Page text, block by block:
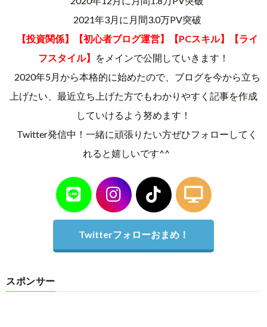
2021年3月に月間3.0万PV突破
【投資関係】【初心者ブログ運営】【PCスキル】【ライ
フスタイル】
をメインで公開していきます！
2020年5月から本格的に始めたので、ブログを今から立ち
上げたい、最近立ち上げた方でもわかりやすく記事を作成
していけるよう努めます！
Twitter発信中！一緒に頑張りたい方ぜひフォローしてく
れると嬉しいです^^
Twitterフォローおまめ！
スポンサー